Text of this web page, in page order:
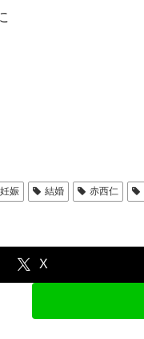
妊娠 結婚 赤西仁
X